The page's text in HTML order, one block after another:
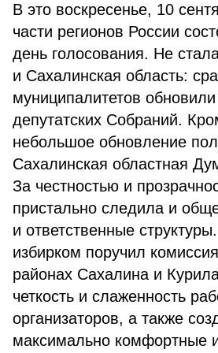
В это воскресенье, 10
части регионов России
день голосования. Не
и Сахалинская область:
муниципалитетов
депутатских Собраний.
небольшое обновление
Сахалинская областная
За честностью и
пристально следила и
и ответственные
избирком поручил
районах Сахалина и
четкость и слаженность
организаторов, а также
максимально комфортные